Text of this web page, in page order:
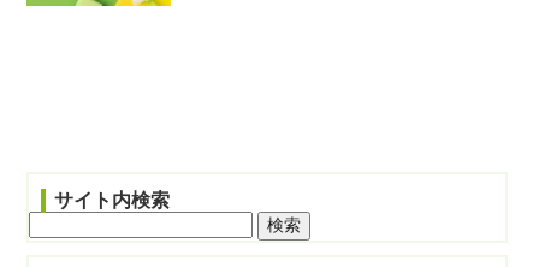
サイト内検索